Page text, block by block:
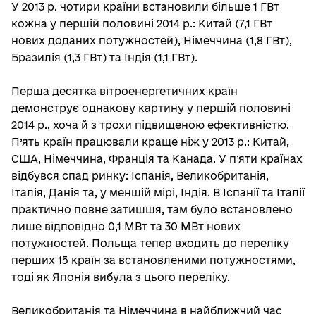
У 2013 р. чотири країни встановили більше 1 ГВт
кожна у першій половині 2014 р.: Китай (7,1 ГВт
нових доданих потужностей), Німеччина (1,8 ГВт),
Бразилія (1,3 ГВт) та Індія (1,1 ГВт).
Перша десятка вітроенергетичних країн
демонструє однакову картину у першій половині
2014 р., хоча й з трохи підвищеною ефективністю.
П’ять країн працювали краще ніж у 2013 р.: Китай,
США, Німеччина, Франція та Канада. У п’яти країнах
відбувся спад ринку: Іспанія, Великобританія,
Італія, Данія та, у меншій мірі, Індія. В Іспанії та Італії
практично повне затишшя, там було встановлено
лише відповідно 0,1 МВт та 30 МВт нових
потужностей. Польща тепер входить до переліку
перших 15 країн за встановленими потужностями,
тоді як Японія вибула з цього переліку.
Великобританія та Німеччина в найближчий час